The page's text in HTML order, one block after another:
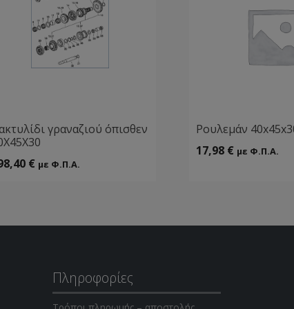
γραναζιού όπισθεν
€ με Φ.Π.Α.
Ρουλεμάν
17,98 € με Φ.Π.Α.
Πληροφορίες